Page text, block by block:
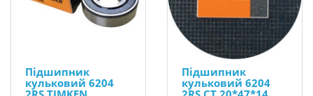
Підшипник
кульковий 6204
Підшипник
кульковий 6204